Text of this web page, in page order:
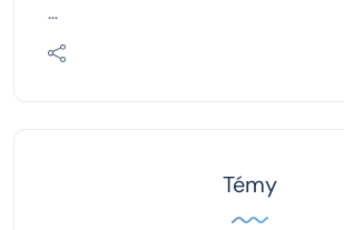
…
Témy